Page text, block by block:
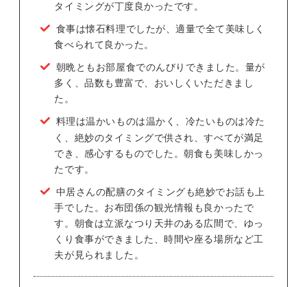
タイミングが丁度良かったです。
食事は懐石料理でしたが、適量で全て美味しく
食べられて良かった。
朝晩ともお部屋食でのんびりできました。量が
多く、品数も豊富で、おいしくいただきまし
た。
料理は温かいものは温かく、冷たいものは冷た
く、絶妙のタイミングで供され、すべてが満足
でき、感心するものでした。朝食も美味しかっ
たです。
中居さんの配膳のタイミングも絶妙でお話も上
手でした。お布団係の観光情報も良かったで
す。朝食は立派なつり天井のある広間で、ゆっ
くり食事ができました、時間や座る場所など工
夫が見られました。